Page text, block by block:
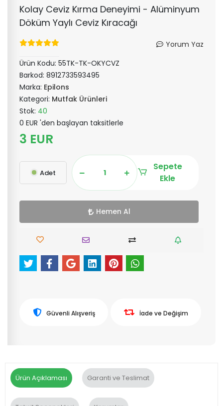
Kolay Ceviz Kırma Deneyimi - Alüminyum
Döküm Yaylı Ceviz Kıracağı
Yorum Yaz
Ürün Kodu: 55TK-TK-OKYCVZ
Barkod: 8912733593495
Marka: Epilons
Kategori: Mutfak Ürünleri
Stok: 40
0 EUR 'den başlayan taksitlerle
3 EUR
Adet
Sepete
Ekle
Hemen Al
Güvenli Alışveriş İade ve Değişim
Ürün Açıklaması Garanti ve Teslimat